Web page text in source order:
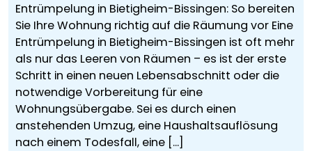
Entrümpelung in Bietigheim-Bissingen: So bereiten
Sie Ihre Wohnung richtig auf die Räumung vor Eine
Entrümpelung in Bietigheim-Bissingen ist oft mehr
als nur das Leeren von Räumen – es ist der erste
Schritt in einen neuen Lebensabschnitt oder die
notwendige Vorbereitung für eine
Wohnungsübergabe. Sei es durch einen
anstehenden Umzug, eine Haushaltsauflösung
nach einem Todesfall, eine [...]